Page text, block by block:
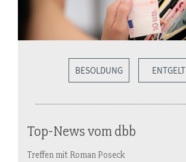
BESOLDUNG ENTGELT
Top-News vom dbb
Treffen mit Roman Poseck